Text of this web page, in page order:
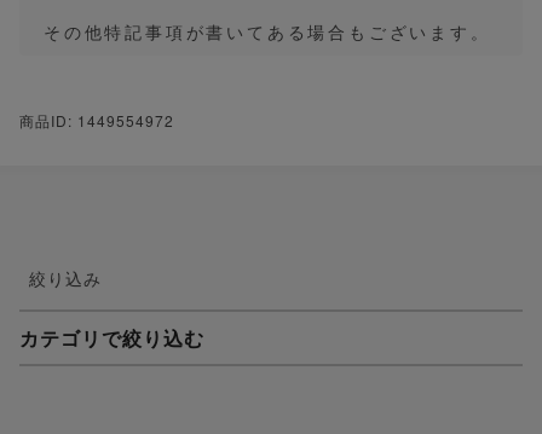
その他特記事項が書いてある場合もございます。
商品ID: 1449554972
絞り込み
カテゴリで絞り込む